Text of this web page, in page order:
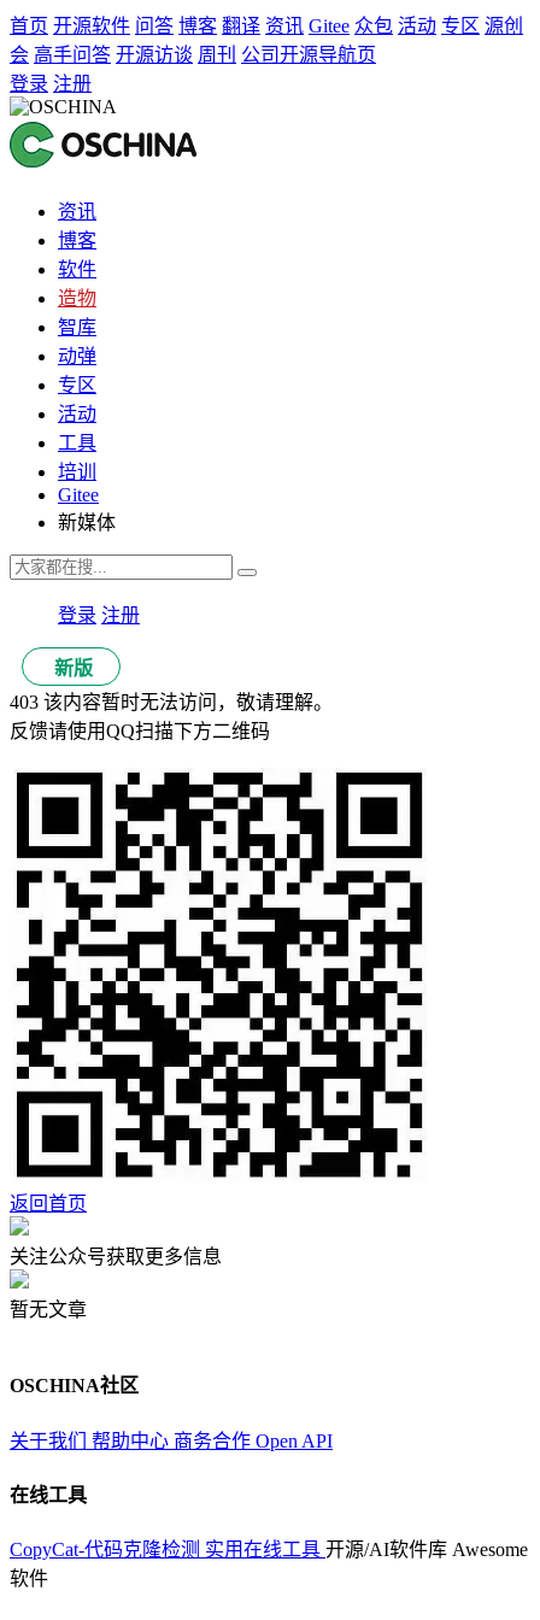
首页 开源软件 问答 博客 翻译 资讯 Gitee 众包 活动 专区 源创
会 高手问答 开源访谈 周刊 公司开源导航页
登录 注册
资讯
博客
软件
造物
智库
动弹
专区
活动
工具
培训
Gitee
新媒体
登录 注册
新版
403 该内容暂时无法访问，敬请理解。
反馈请使用QQ扫描下方二维码
返回首页
关注公众号获取更多信息
暂无文章
OSCHINA社区
关于我们 帮助中心 商务合作 Open API
在线工具
CopyCat-代码克隆检测 实用在线工具 开源/AI软件库 Awesome
软件